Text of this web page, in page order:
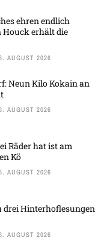
ehren endlich
Houck erhält die
AUGUST 2026
Neun Kilo Kokain an
AUGUST 2026
Räder hat ist am
Kö
AUGUST 2026
drei Hinterhoflesungen
AUGUST 2026